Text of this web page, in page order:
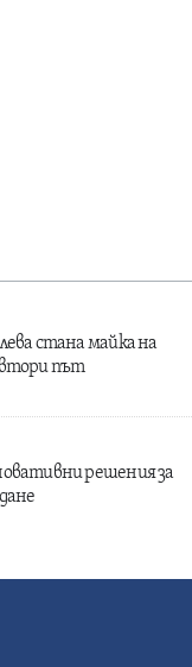
стана майка на
път
решения за